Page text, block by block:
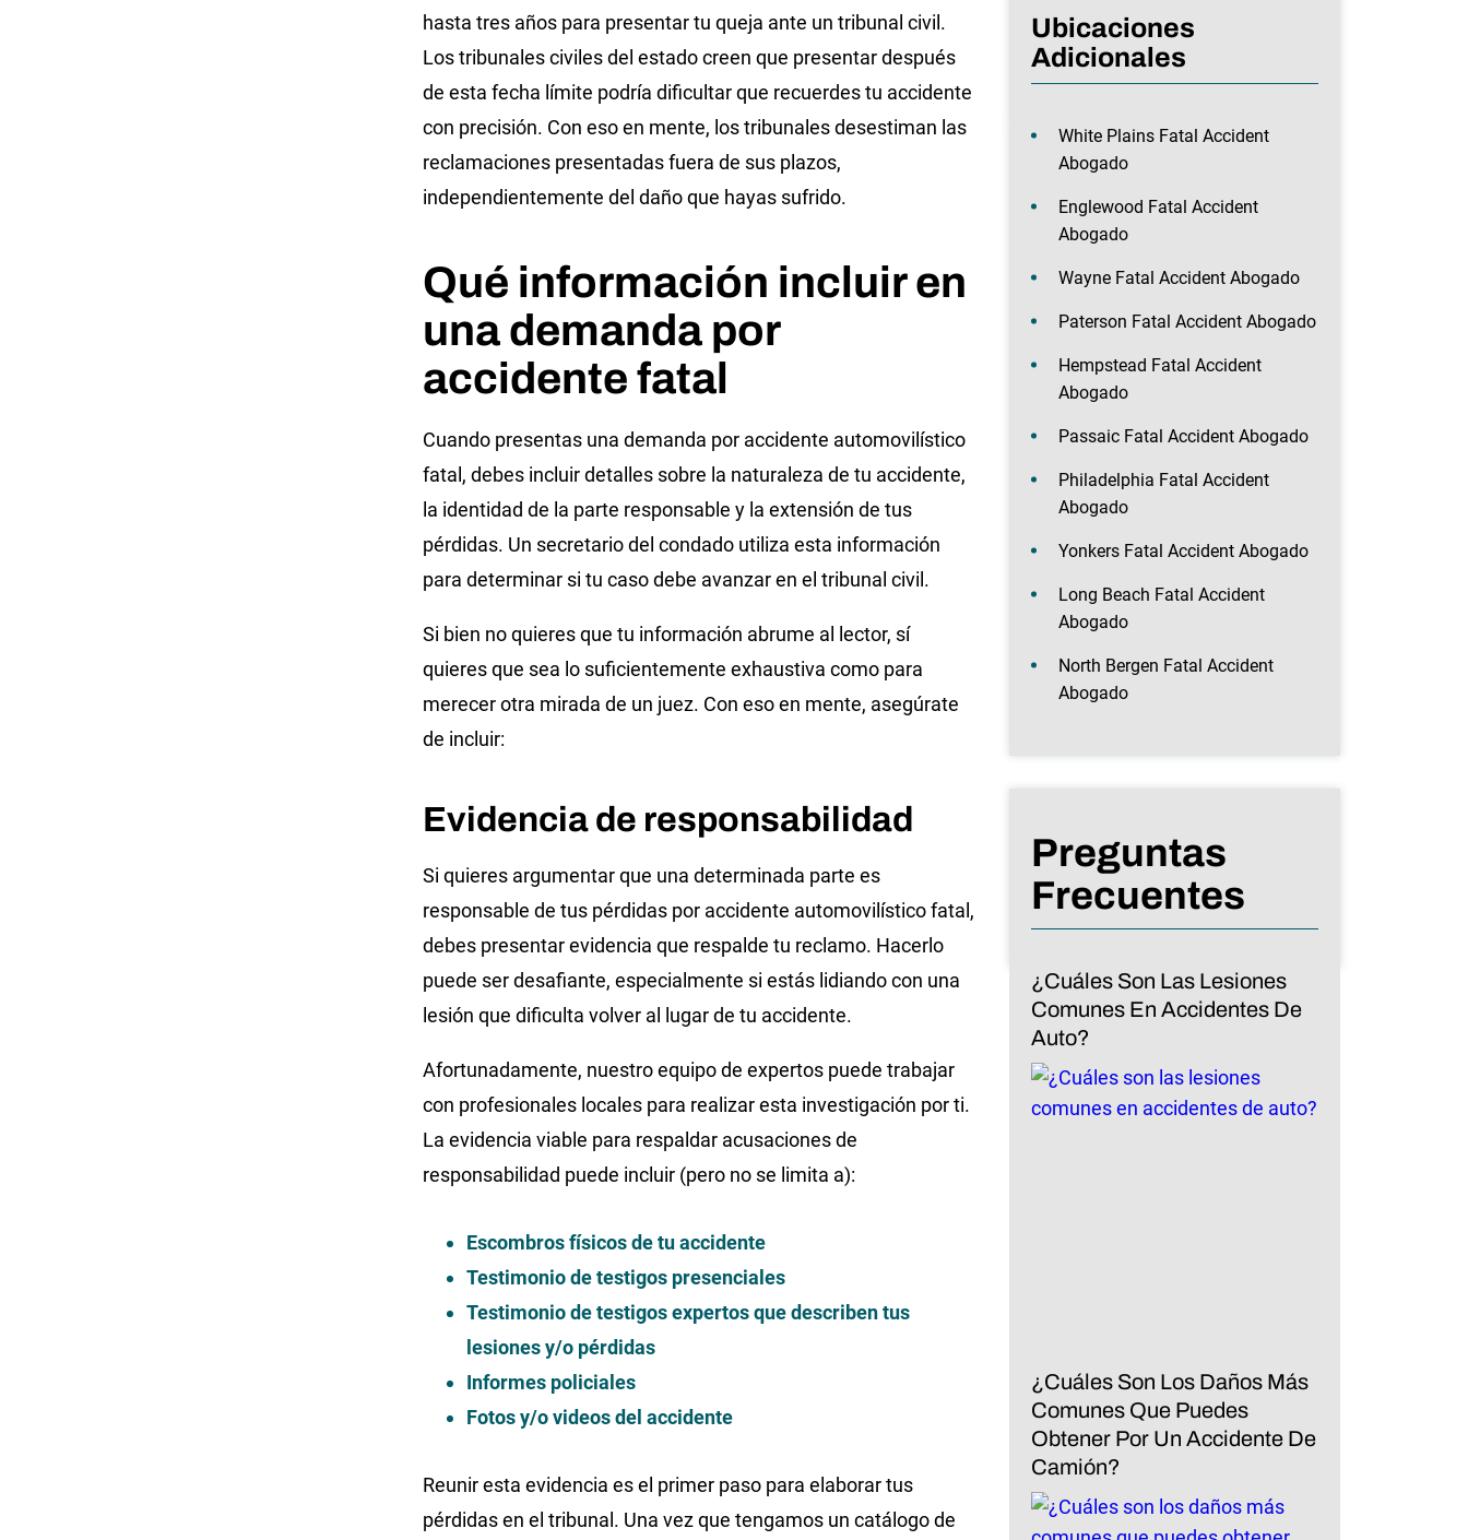
hasta tres años para presentar tu queja ante un tribunal civil.
Los tribunales civiles del estado creen que presentar después
de esta fecha límite podría dificultar que recuerdes tu accidente
con precisión. Con eso en mente, los tribunales desestiman las
reclamaciones presentadas fuera de sus plazos,
independientemente del daño que hayas sufrido.
Qué información incluir en
una demanda por
accidente fatal
Cuando presentas una demanda por accidente automovilístico
fatal, debes incluir detalles sobre la naturaleza de tu accidente,
la identidad de la parte responsable y la extensión de tus
pérdidas. Un secretario del condado utiliza esta información
para determinar si tu caso debe avanzar en el tribunal civil.
Si bien no quieres que tu información abrume al lector, sí
quieres que sea lo suficientemente exhaustiva como para
merecer otra mirada de un juez. Con eso en mente, asegúrate
de incluir:
Evidencia de responsabilidad
Si quieres argumentar que una determinada parte es
responsable de tus pérdidas por accidente automovilístico fatal,
debes presentar evidencia que respalde tu reclamo. Hacerlo
puede ser desafiante, especialmente si estás lidiando con una
lesión que dificulta volver al lugar de tu accidente.
Afortunadamente, nuestro equipo de expertos puede trabajar
con profesionales locales para realizar esta investigación por ti.
La evidencia viable para respaldar acusaciones de
responsabilidad puede incluir (pero no se limita a):
Escombros físicos de tu accidente
Testimonio de testigos presenciales
Testimonio de testigos expertos que describen tus
lesiones y/o pérdidas
Informes policiales
Fotos y/o videos del accidente
Reunir esta evidencia es el primer paso para elaborar tus
pérdidas en el tribunal. Una vez que tengamos un catálogo de
Ubicaciones
Adicionales
White Plains Fatal Accident
Abogado
Englewood Fatal Accident
Abogado
Wayne Fatal Accident Abogado
Paterson Fatal Accident Abogado
Hempstead Fatal Accident
Abogado
Passaic Fatal Accident Abogado
Philadelphia Fatal Accident
Abogado
Yonkers Fatal Accident Abogado
Long Beach Fatal Accident
Abogado
North Bergen Fatal Accident
Abogado
Preguntas
Frecuentes
¿Cuáles Son Las Lesiones
Comunes En Accidentes De
Auto?
¿Cuáles Son Los Daños Más
Comunes Que Puedes
Obtener Por Un Accidente De
Camión?